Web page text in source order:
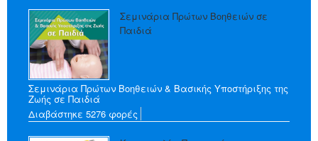
Σεμινάρια Πρώτων Βοηθειών σε
Παιδιά
Σεμινάρια Πρώτων Βοηθειών & Βασικής Υποστήριξης της
Ζωής σε Παιδιά
Διαβάστηκε 5276 φορές